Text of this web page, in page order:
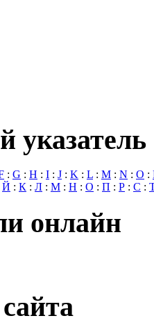
: G : H : I : J : K : L : M : N : O :
Й : К : Л : М : Н : О : П : Р : С :
онлайн